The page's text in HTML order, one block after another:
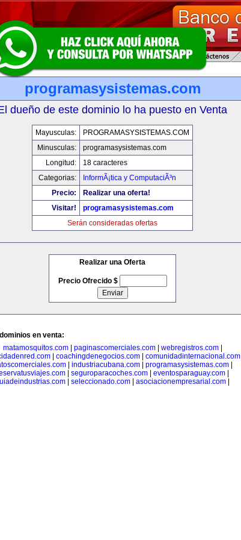
programasysistemas.com
dueño de este dominio lo ha puesto en Venta
Mayusculas:
PROGRAMASYSISTEMAS.COM
Minusculas:
programasysistemas.com
Longitud:
18 caracteres
Categorias:
InformÃ¡tica y ComputaciÃ³n
Precio:
Realizar una oferta!
Visitar!
programasysistemas.com
Serán consideradas ofertas
Realizar una Oferta
Precio Ofrecido $
en venta:
matamosquitos.com| paginascomerciales.com| webregistros.com|
| coachingdenegocios.com| comunidadinternacional.com|
| industriacubana.com| programasysistemas.com|
| seguroparacoches.com| eventosparaguay.com|
seleccionado.com asociacionempresarial.com